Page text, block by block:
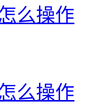
么操作
么操作